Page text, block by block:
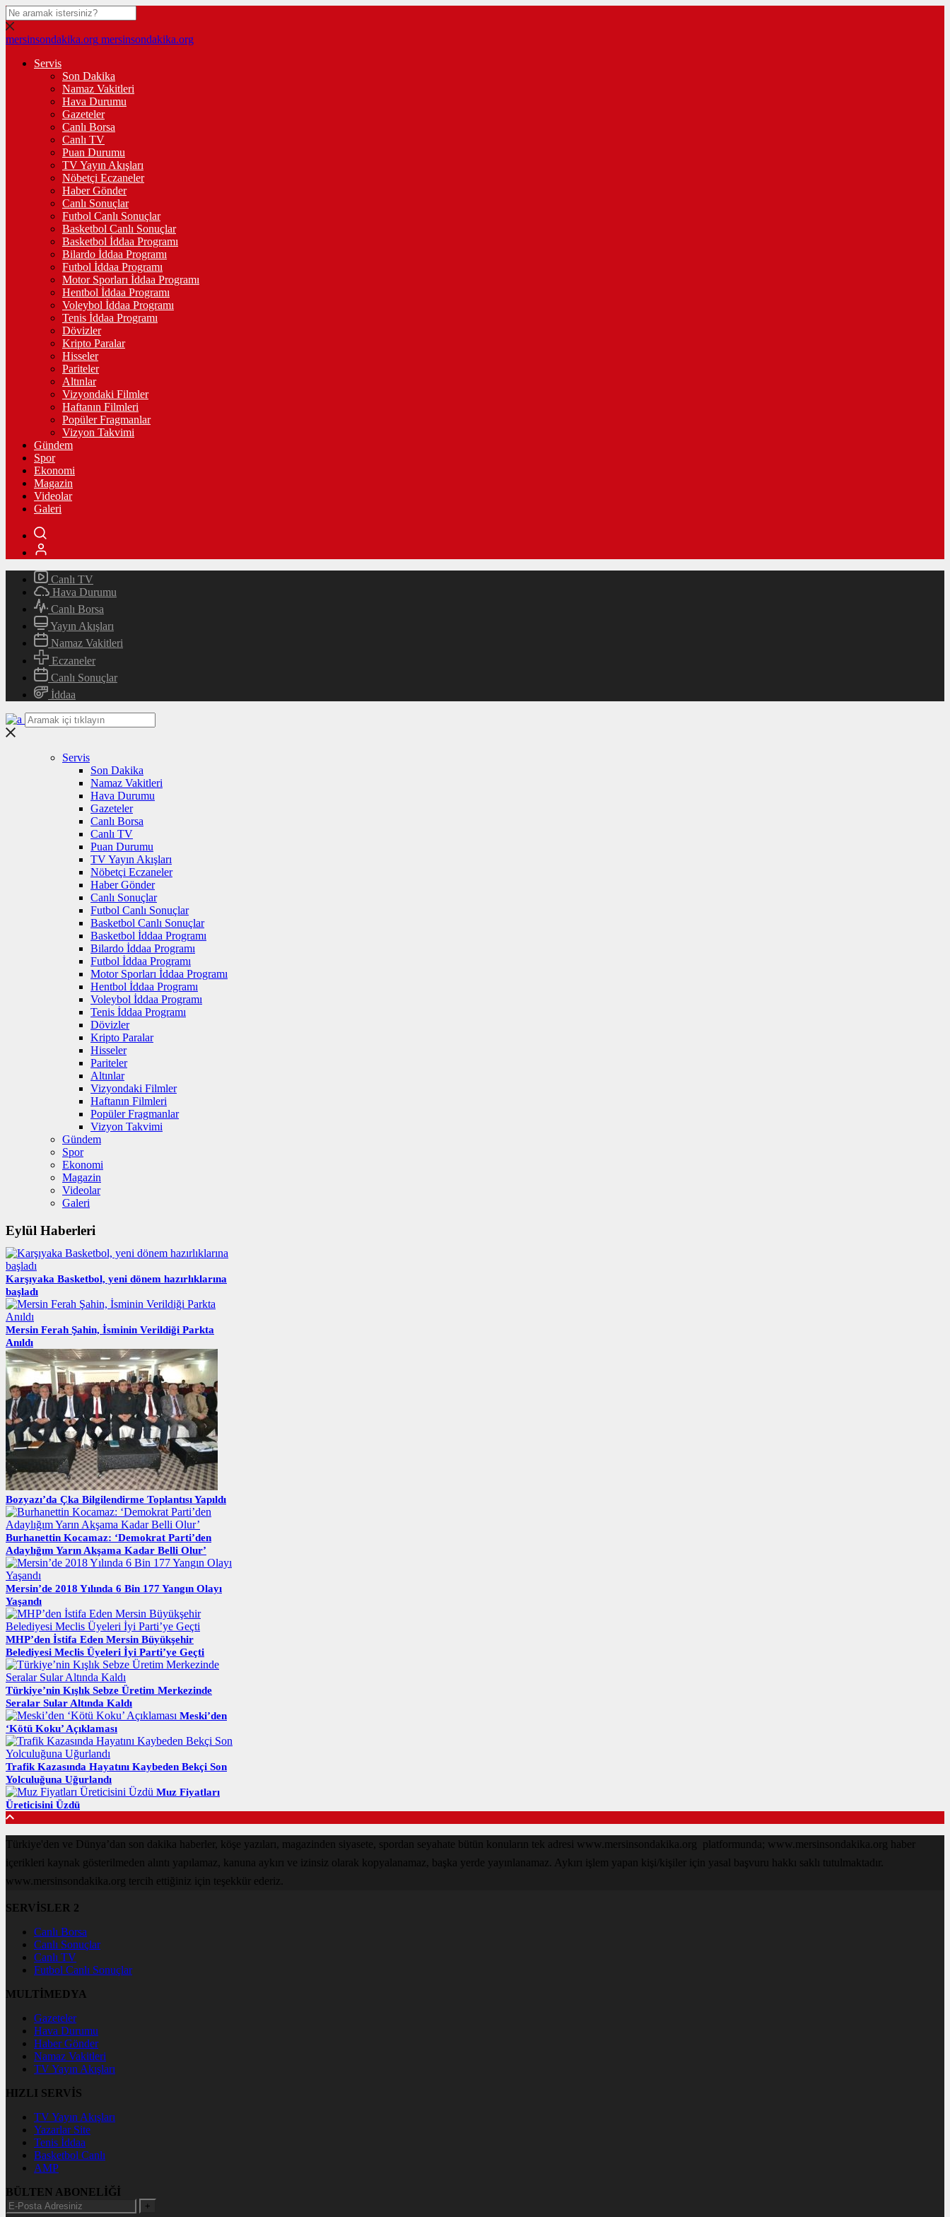
mersinsondakika.org mersinsondakika.org
Servis
Son Dakika
Namaz Vakitleri
Hava Durumu
Gazeteler
Canlı Borsa
Canlı TV
Puan Durumu
TV Yayın Akışları
Nöbetçi Eczaneler
Haber Gönder
Canlı Sonuçlar
Futbol Canlı Sonuçlar
Basketbol Canlı Sonuçlar
Basketbol İddaa Programı
Bilardo İddaa Programı
Futbol İddaa Programı
Motor Sporları İddaa Programı
Hentbol İddaa Programı
Voleybol İddaa Programı
Tenis İddaa Programı
Dövizler
Kripto Paralar
Hisseler
Pariteler
Altınlar
Vizyondaki Filmler
Haftanın Filmleri
Popüler Fragmanlar
Vizyon Takvimi
Gündem
Spor
Ekonomi
Magazin
Videolar
Galeri
Canlı TV
Hava Durumu
Canlı Borsa
Yayın Akışları
Namaz Vakitleri
Eczaneler
Canlı Sonuçlar
İddaa
Servis
Son Dakika
Namaz Vakitleri
Hava Durumu
Gazeteler
Canlı Borsa
Canlı TV
Puan Durumu
TV Yayın Akışları
Nöbetçi Eczaneler
Haber Gönder
Canlı Sonuçlar
Futbol Canlı Sonuçlar
Basketbol Canlı Sonuçlar
Basketbol İddaa Programı
Bilardo İddaa Programı
Futbol İddaa Programı
Motor Sporları İddaa Programı
Hentbol İddaa Programı
Voleybol İddaa Programı
Tenis İddaa Programı
Dövizler
Kripto Paralar
Hisseler
Pariteler
Altınlar
Vizyondaki Filmler
Haftanın Filmleri
Popüler Fragmanlar
Vizyon Takvimi
Gündem
Spor
Ekonomi
Magazin
Videolar
Galeri
Eylül Haberleri
Karşıyaka Basketbol, yeni dönem hazırlıklarına
başladı
Mersin Ferah Şahin, İsminin Verildiği Parkta
Anıldı
Bozyazı’da Çka Bilgilendirme Toplantısı Yapıldı
Burhanettin Kocamaz: ‘Demokrat Parti’den
Adaylığım Yarın Akşama Kadar Belli Olur’
Mersin’de 2018 Yılında 6 Bin 177 Yangın Olayı
Yaşandı
MHP’den İstifa Eden Mersin Büyükşehir
Belediyesi Meclis Üyeleri İyi Parti’ye Geçti
Türkiye’nin Kışlık Sebze Üretim Merkezinde
Seralar Sular Altında Kaldı
Meski’den
‘Kötü Koku’ Açıklaması
Trafik Kazasında Hayatını Kaybeden Bekçi Son
Yolculuğuna Uğurlandı
Muz Fiyatları
Üreticisini Üzdü
Türkiye'den ve Dünya’dan son dakika haberler, köşe yazıları, magazinden siyasete, spordan seyahate bütün konuların tek adresi www.mersinsondakika.org platformunda; www.mersinsondakika.org haber
içerikleri kaynak gösterilmeden alıntı yapılamaz, kanuna aykırı ve izinsiz olarak kopyalanamaz, başka yerde yayınlanamaz. Aykırı işlem yapan kişi/kişiler için yasal başvuru hakkı saklı tutulmaktadır.
www.mersinsondakika.org tercih ettiğiniz için teşekkür ederiz.
SERVİSLER 2
Canlı Borsa
Canlı Sonuçlar
Canlı TV
Futbol Canlı Sonuçlar
MULTİMEDYA
Gazeteler
Hava Durumu
Haber Gönder
Namaz Vakitleri
TV Yayın Akışları
HIZLI SERVİS
TV Yayın Akışları
Yazarlar Site
Tenis İddaa
Basketbol Canlı
AMP
BÜLTEN ABONELİĞİ
+